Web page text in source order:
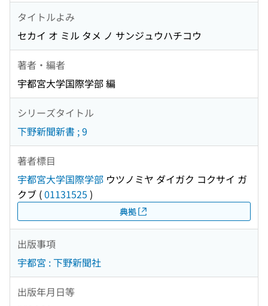
タイトルよみ
セカイ オ ミル タメ ノ サンジュウハチコウ
著者・編者
宇都宮大学国際学部 編
シリーズタイトル
下野新聞新書 ; 9
著者標目
宇都宮大学国際学部 ウツノミヤ ダイガク コクサイ ガ
クブ (01131525 )
典拠
出版事項
宇都宮 : 下野新聞社
出版年月日等